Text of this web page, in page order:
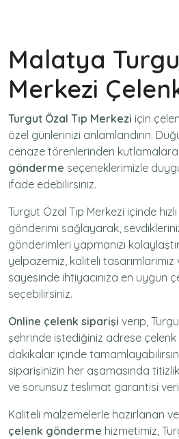
Malatya
Merkezi
Turgut Özal Tıp Merkezi için
özel günlerinizi anlamlandırın.
cenaze törenlerinden
gönderme seçeneklerimizle
ifade edebilirsiniz.
Turgut Özal Tıp Merkezi içinde
gönderimi sağlayarak,
gönderimleri yapmanızı
yelpazemiz, kaliteli
sayesinde ihtiyacınıza en uygun
seçebilirsiniz.
Online çelenk siparişi verip,
şehrinde istediğiniz adrese
dakikalar içinde
siparişinizin her aşamasında
ve sorunsuz teslimat garantisi
Kaliteli malzemelerle hazırlanan
çelenk gönderme hizmetimiz,